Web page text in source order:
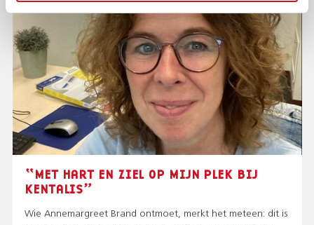
“MET HART EN ZIEL OP MIJN PLEK BIJ
KENTALIS”
Wie Annemargreet Brand ontmoet, merkt het meteen: dit is